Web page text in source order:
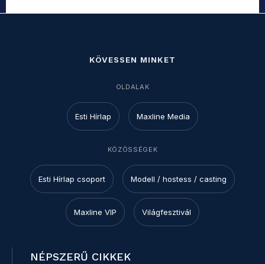
KÖVESSEN MINKET
OLDALAK
Esti Hírlap Maxline Media
KÖZÖSSÉGEK
Esti Hírlap csoport Modell / hostess / casting
Maxline VIP Világfesztivál
NÉPSZERŰ CIKKEK